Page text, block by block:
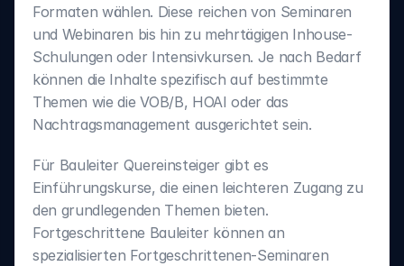
Formaten wählen. Diese reichen von Seminaren
und Webinaren bis hin zu mehrtägigen Inhouse-
Schulungen oder Intensivkursen. Je nach Bedarf
können die Inhalte spezifisch auf bestimmte
Themen wie die VOB/B, HOAI oder das
Nachtragsmanagement ausgerichtet sein.
Für Bauleiter Quereinsteiger gibt es
Einführungskurse, die einen leichteren Zugang zu
den grundlegenden Themen bieten.
Fortgeschrittene Bauleiter können an
spezialisierten Fortgeschrittenen-Seminaren